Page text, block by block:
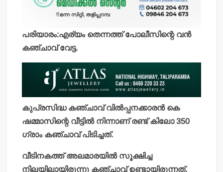
പരിയാരം:എര്യം തെന്നത്ത് പോലീസിന്റെ വന്‍
കഞ്ചാവ് വേട്ട.
കുപ്രസിദ്ധ കഞ്ചാവ് വില്‍പ്പനക്കാരന്‍ കെ
ഷമ്മാസിന്റെ വീട്ടില്‍ നിന്നാണ് രണ്ട് കിലോ 350
ഗ്രാം കഞ്ചാവ് പിടിച്ചത്.
വീടിനകത്ത് അലമാരയില്‍ സൂക്ഷിച്ച
നിലയിലായിരുന്നു കഞ്ചാവ് ഉണ്ടായിരുന്നത്.